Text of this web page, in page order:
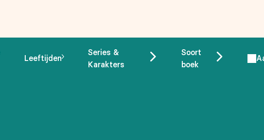
Leeftijden
Series &
Karakters
Soort
boek